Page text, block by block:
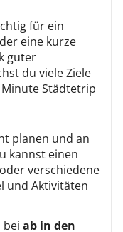
für ein
eine kurze
guter
du viele Ziele
Städtetrip
planen und an
kannst einen
verschiedene
und Aktivitäten
bei ab in den